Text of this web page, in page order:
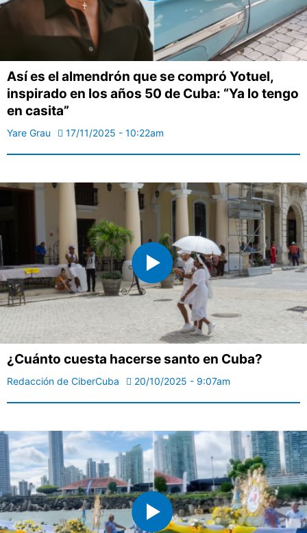
Así es el almendrón que se compró Yotuel,
inspirado en los años 50 de Cuba: “Ya lo tengo
en casita”
Yare Grau 17/11/2025 - 10:22am
¿Cuánto cuesta hacerse santo en Cuba?
Redacción de CiberCuba 20/10/2025 - 9:07am